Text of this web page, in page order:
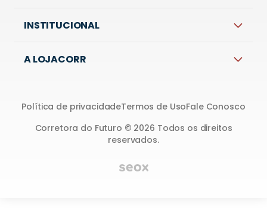
INSTITUCIONAL
A LOJACORR
Corretora do Futuro © 2026 Todos os direitos
reservados.
Política de privacidadeTermos de UsoFale Conosco